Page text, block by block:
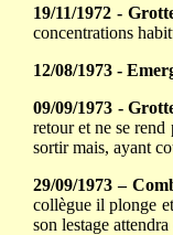
19/11/1972 -
concentrations
12/08/1973 -
09/09/1973 -
retour et ne se rend
sortir mais, ayant
29/09/1973 –
collègue il plonge
son lestage